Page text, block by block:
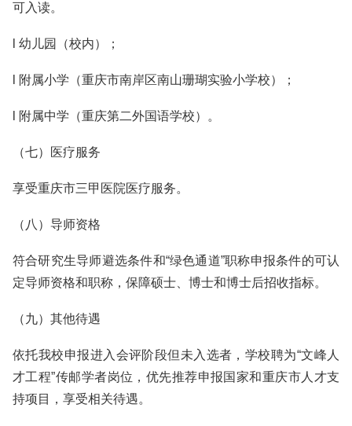
可入读。
l 幼儿园（校内）；
l 附属小学（重庆市南岸区南山珊瑚实验小学校）；
l 附属中学（重庆第二外国语学校）。
（七）医疗服务
享受重庆市三甲医院医疗服务。
（八）导师资格
符合研究生导师避选条件和“绿色通道”职称申报条件的可认
定导师资格和职称，保障硕士、博士和博士后招收指标。
（九）其他待遇
依托我校申报进入会评阶段但未入选者，学校聘为“文峰人
才工程”传邮学者岗位，优先推荐申报国家和重庆市人才支
持项目，享受相关待遇。